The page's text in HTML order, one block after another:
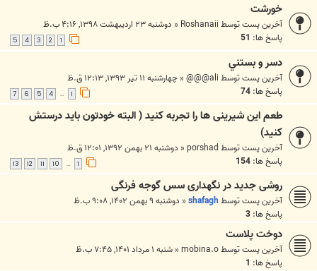
خورشت
آخرین پست توسطRoshanaii
« دوشنبه ۲۳ اردیبهشت ۱۳۹۸, ۴:۱۶ ب.ظ
پاسخ ها: 51
3
4
5
دسر و بستني
آخرین پست توسطali@@@
« چهارشنبه ۱۱ تیر ۱۳۹۳, ۱۲:۱۳ ق.ظ
پاسخ ها: 74
…
4
5
6
7
طعم این شیرینی ها را تجربه کنید ( البته خودتون باید درستش
کنید)
آخرین پست توسطporshad
« دوشنبه ۲۱ بهمن ۱۳۹۲, ۱۲:۰۱ ق.ظ
پاسخ ها: 154
…
10
11
12
13
روشی جدید در نگهداری سس گوجه فرنگی
آخرین پست توسطshafagh
« دوشنبه ۹ بهمن ۱۴۰۲, ۹:۰۸ ب.ظ
پاسخ ها: 3
دوخت پلاست
آخرین پست توسطmobina.o
« شنبه ۱ مرداد ۱۴۰۱, ۷:۴۵ ب.ظ
پاسخ ها: 1